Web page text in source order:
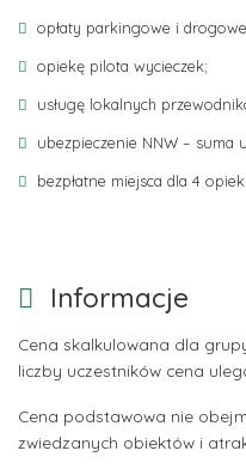
opłaty parkingowe i
opiekę pilota wycieczek;
usługę lokalnych
ubezpieczenie NNW – suma
bezpłatne miejsca dla 4
Informacje
Cena skalkulowana dla
liczby uczestników cena
Cena podstawowa nie
zwiedzanych obiektów i